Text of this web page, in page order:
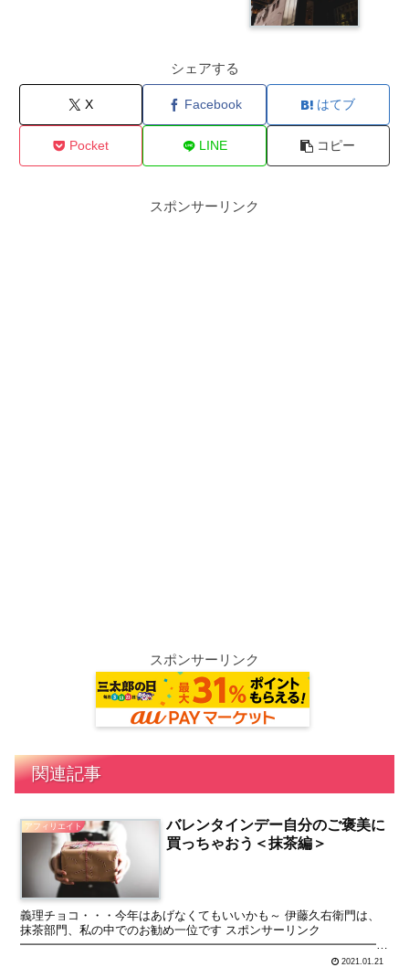
シェアする
X Facebook はてブ
Pocket LINE コピー
スポンサーリンク
スポンサーリンク
関連記事
アフィリエイト
バレンタインデー自分のご褒美に
買っちゃおう＜抹茶編＞
義理チョコ・・・今年はあげなくてもいいかも～ 伊藤久右衛門は、
抹茶部門、私の中でのお勧め一位です スポンサーリンク
━━━━━━━━━━━━━━━━━━━━━━━━━━━━━━━
━━━┏━━┓┃＼／┃ ～ 抹茶スイーツ・宇治茶 伊藤久右衛門...
2021.01.21